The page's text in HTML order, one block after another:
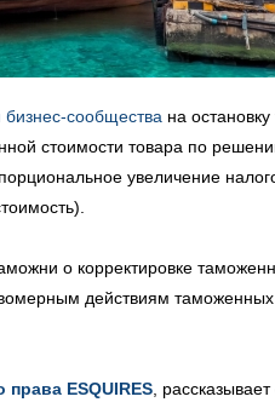
сообщества на
стоимости товара по
увеличение
о корректировке
действиям
права ESQUIRES ,